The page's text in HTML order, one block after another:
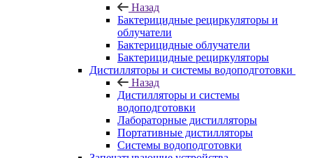
Назад
Бактерицидные рециркуляторы и
облучатели
Бактерицидные облучатели
Бактерицидные рециркуляторы
Дистилляторы и системы водоподготовки
Назад
Дистилляторы и системы
водоподготовки
Лабораторные дистилляторы
Портативные дистилляторы
Системы водоподготовки